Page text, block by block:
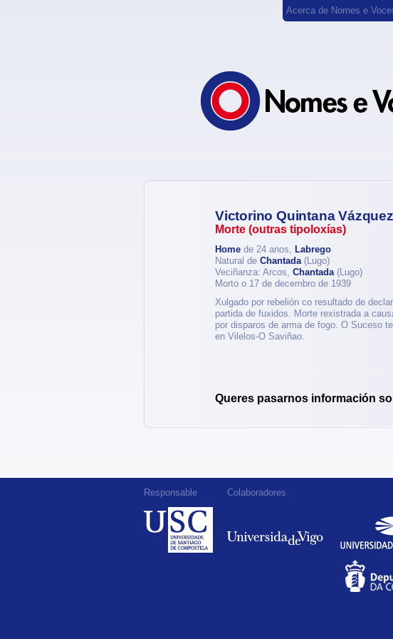
Acerca de Nomes e
Victorino Quintana
Morte (outras tipoloxías)
Home de 24 anos, Labrego
Natural de Chantada(Lugo)
Veciñanza: Arcos, Chantada(Lugo)
Morto o 17 de decembro de 1939
Xulgado por rebelión co resultado de
partida de fuxidos. Morte rexistrada a
por disparos de arma de fogo. O Suceso
en Vilelos-O Saviñao.
Queres pasarnos información
Responsable Colaboradores